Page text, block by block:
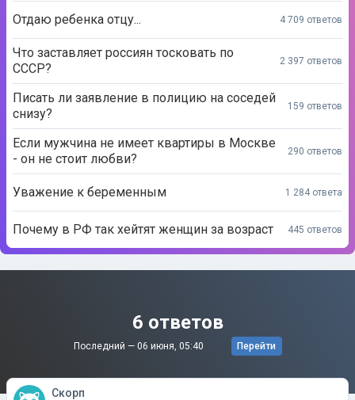
Отдаю ребенка отцу... 4 709 ответов
Что заставляет россиян тосковать по
СССР?
2 397 ответов
Писать ли заявление в полицию на соседей
снизу?
159 ответов
Если мужчина не имеет квартиры в Москве
- он не стоит любви?
290 ответов
Уважение к беременным 1 284 ответа
Почему в РФ так хейтят женщин за возраст 445 ответов
6 ответов
Последний — 06 июня, 05:40 Перейти
Скорп